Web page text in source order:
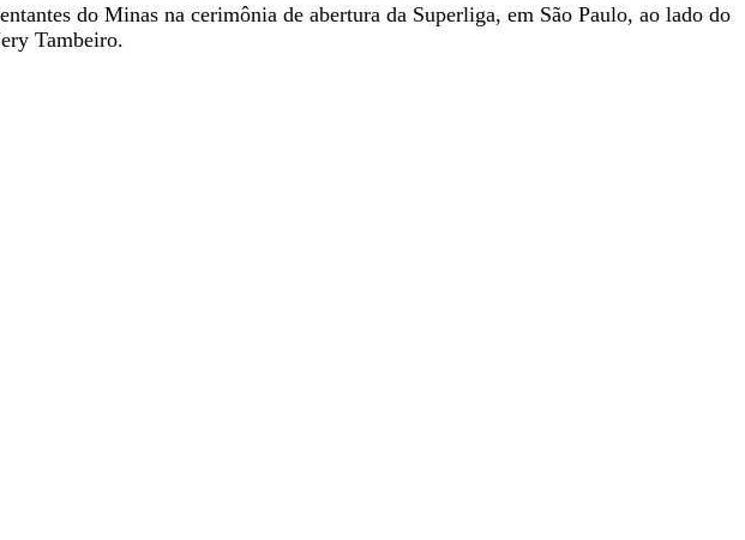
do Minas na cerimônia de abertura da Superliga, em São Paulo, ao lado do
Tambeiro.